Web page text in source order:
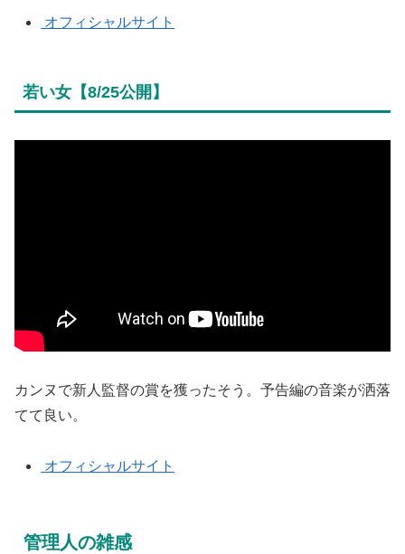
オフィシャルサイト
若い女【8/25公開】
カンヌで新人監督の賞を獲ったそう。予告編の音楽が洒落
てて良い。
オフィシャルサイト
管理人の雑感